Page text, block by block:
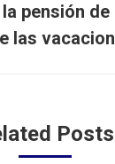
Publicación
siguiente:
pensión
las
Posts